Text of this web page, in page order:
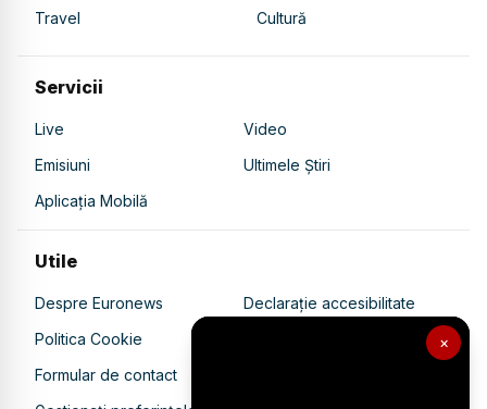
×
Travel
Cultură
Servicii
Live
Video
Emisiuni
Ultimele Știri
Aplicația Mobilă
Utile
Despre Euronews
Declarație accesibilitate
Politica Cookie
Politica de confidențialitate
Formular de contact